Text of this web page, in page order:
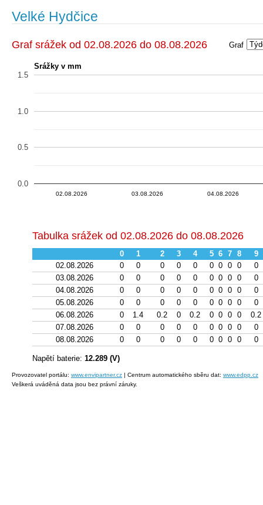
Velké Hydčice
Graf srážek od 02.08.2026 do 08.08.2026 Graf
Srážky v mm
02.08.20…02.08.20…
02.08.20…03.08.20… 03.08.20…03.08.20…
03.08.20…04.08.20… 04.08.20…04.08.20…
04.08.20…
0.0
0.5
1.0
1.5
02.08.2026 03.08.2026 04.08.2026
Tabulka srážek od 02.08.2026 do 08.08.2026
0 1 2 3 4 5 6 7 8
9
02.08.2026
0 0 0 0 0 0 0 0 0
0
03.08.2026
0 0 0 0 0 0 0 0 0
0
04.08.2026
0 0 0 0 0 0 0 0 0
0
05.08.2026
0 0 0 0 0 0 0 0 0
0
06.08.2026
0 1.4 0.2 0 0.2 0 0 0 0
0.2
07.08.2026
0 0 0 0 0 0 0 0 0
0
08.08.2026
0 0 0 0 0 0 0 0 0 0
Napětí baterie: 12.289 (V)
Provozovatel portálu: www.envipartner.cz | Centrum automatického sběru dat: www.edpp.cz
Veškerá uváděná data jsou bez právní záruky.